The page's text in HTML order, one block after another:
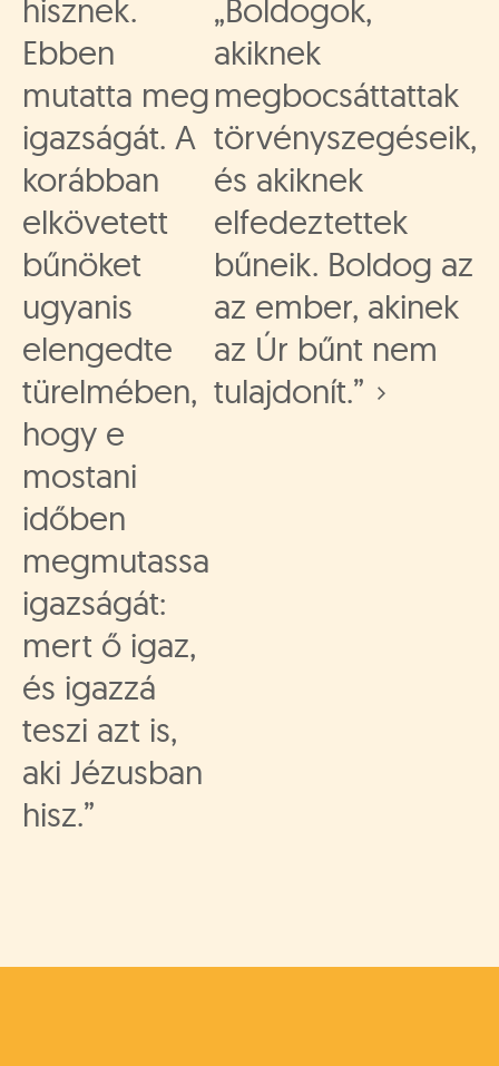
hisznek.
Ebben
mutatta meg
igazságát. A
korábban
elkövetett
bűnöket
ugyanis
elengedte
türelmében,
hogy e
mostani
időben
megmutassa
igazságát:
mert ő igaz,
és igazzá
teszi azt is,
aki Jézusban
hisz.”
„Boldogok,
akiknek
megbocsáttattak
törvényszegéseik,
és akiknek
elfedeztettek
bűneik. Boldog az
az ember, akinek
az Úr bűnt nem
tulajdonít.”